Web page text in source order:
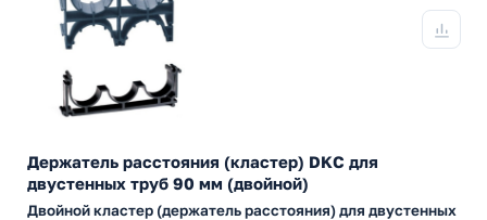
Держатель расстояния (кластер) DKC для
двустенных труб 90 мм (двойной)
Двойной кластер (держатель расстояния) для двустенных